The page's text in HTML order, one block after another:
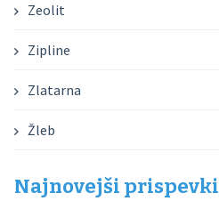
Zeolit
Zipline
Zlatarna
Žleb
Najnovejši prispevki